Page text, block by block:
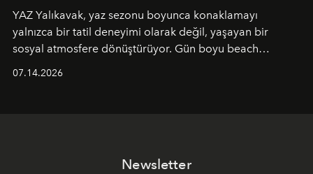
YAZ Yalıkavak, yaz sezonu boyunca konaklamayı
yalnızca bir tatil deneyimi olarak değil, yaşayan bir
sosyal atmosfere dönüştürüyor. Gün boyu beach
geceye taşıyarak her hafta farklı bir deneyim sunuyor.
07.14.2026
Newsletter